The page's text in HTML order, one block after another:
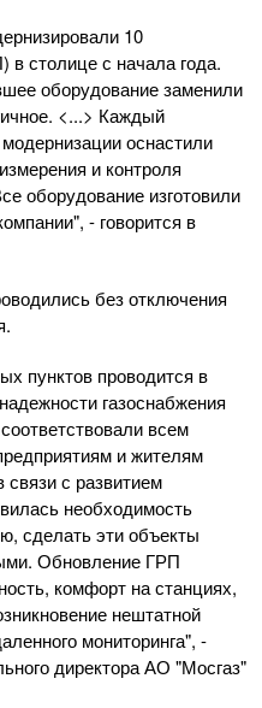
10
в столице с начала года.
оборудование заменили
<...> Каждый
оснастили
и контроля
оборудование изготовили
- говорится в
без отключения
пунктов проводится в
газоснабжения
всем
и жителям
связи с развитием
необходимость
сделать эти объекты
Обновление ГРП
комфорт на станциях,
нештатной
мониторинга", -
директора АО "Мосгаз"